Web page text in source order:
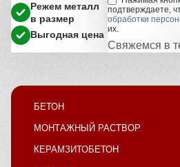
Режем металл
в размер
Выгодная цена
подтверждаете,
обработки
их.
Свяжемся в
БЕТОН
МОНТАЖНЫЙ РАСТВОР
КЕРАМЗИТОБЕТОН